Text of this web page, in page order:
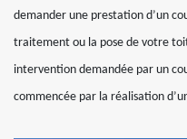
demander une prestation d’un
traitement ou la pose de votre
intervention demandée par un
commencée par la réalisation